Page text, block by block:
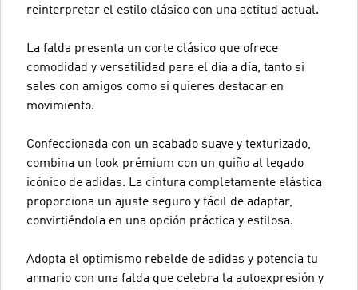
reinterpretar el estilo clásico con una actitud actual.
La falda presenta un corte clásico que ofrece
comodidad y versatilidad para el día a día, tanto si
sales con amigos como si quieres destacar en
movimiento.
Confeccionada con un acabado suave y texturizado,
combina un look prémium con un guiño al legado
icónico de adidas. La cintura completamente elástica
proporciona un ajuste seguro y fácil de adaptar,
convirtiéndola en una opción práctica y estilosa.
Adopta el optimismo rebelde de adidas y potencia tu
armario con una falda que celebra la autoexpresión y